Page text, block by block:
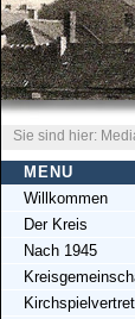
Sie sind hier:
MENU
Willkommen
Der Kreis
Nach 1945